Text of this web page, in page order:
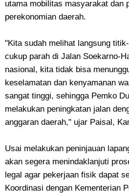
utama mobilitas masyarakat dan
perekonomian daerah.
"Kita sudah melihat langsung
cukup parah di Jalan Soekarno-
nasional, kita tidak bisa
keselamatan dan kenyamanan
sangat tinggi, sehingga Pemko
melakukan peningkatan jalan
anggaran daerah," ujar Paisal,
Usai melakukan peninjauan
akan segera menindaklanjuti
legal agar pekerjaan fisik dapat
Koordinasi dengan Kementerian